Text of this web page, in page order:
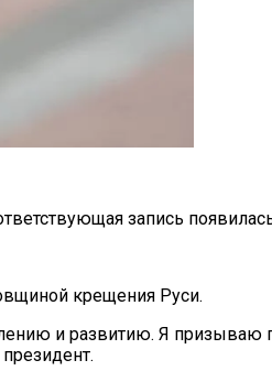
запись
крещения Руси.
и развитию. Я призываю